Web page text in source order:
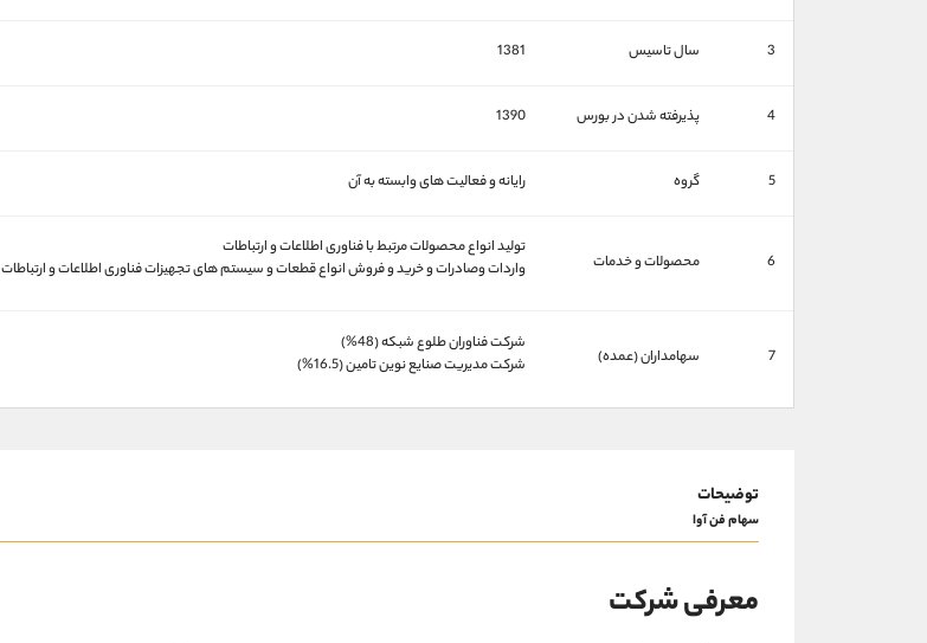
3 سال تاسیس 1381
4 پذیرفته شدن در بورس 1390
5 گروه رایانه و فعالیت های وابسته به آن
6 محصولات و خدمات
تولید انواع محصولات مرتبط با فناوری اطلاعات و ارتباطات
واردات وصادرات و خرید و فروش انواع قطعات و سیستم های تجهیزات فناوری اطلاعات و ارتباطات
7 سهامداران (عمده)
شركت فناوران طلوع شبكه (48%)
شركت مديريت صنايع نوين تامين (16.5%)
توضیحات
سهام فن آوا
معرفی شرکت